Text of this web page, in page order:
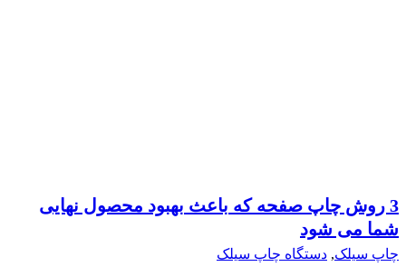
3 روش چاپ صفحه که باعث بهبود محصول نهایی
شما می شود
چاپ سیلک, دستگاه چاپ سیلک